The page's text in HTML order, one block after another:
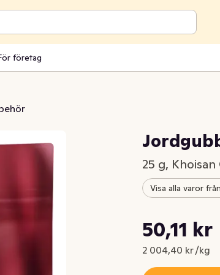
företag
25 g,
Visa alla varor
Nuvarande pris
50,11 kr
2 004,40 kr /kg
Styckpris: 2